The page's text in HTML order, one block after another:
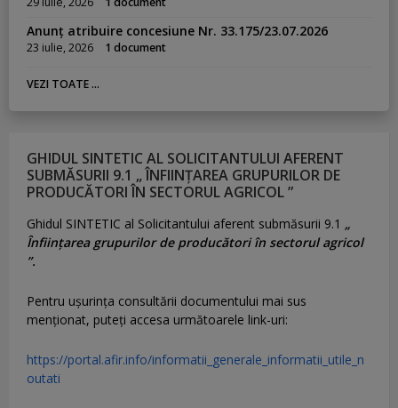
Anunț atribuire concesiune Nr. 33.175/23.07.2026
23 iulie, 2026 1 document
VEZI TOATE ...
GHIDUL SINTETIC AL SOLICITANTULUI AFERENT
SUBMĂSURII 9.1 „ ÎNFIINȚAREA GRUPURILOR DE
PRODUCĂTORI ÎN SECTORUL AGRICOL ”
Ghidul SINTETIC al Solicitantului aferent submăsurii 9.1 „
Înființarea grupurilor de producători în sectorul agricol
”.
Pentru uşurinţa consultării documentului mai sus
menţionat, puteţi accesa următoarele link-uri:
https://portal.afir.info/informatii_generale_informatii_utile_n
outati